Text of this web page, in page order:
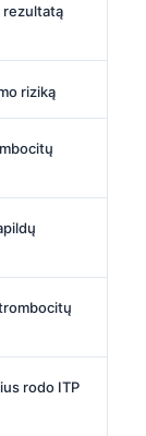
rezultatą
riziką
rodo ITP